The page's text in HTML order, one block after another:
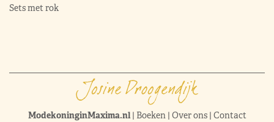
Sets met rok
ModekoninginMaxima.nl| Boeken| Over ons| Contact